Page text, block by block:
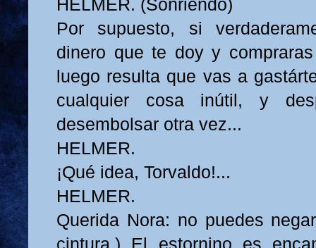
HELMER. (Sonriendo)
Por supuesto, si
dinero que te doy y
luego resulta que vas a
cualquier cosa inútil, y
desembolsar otra vez...
HELMER.
¡Qué idea, Torvaldo!...
HELMER.
Querida Nora: no puedes